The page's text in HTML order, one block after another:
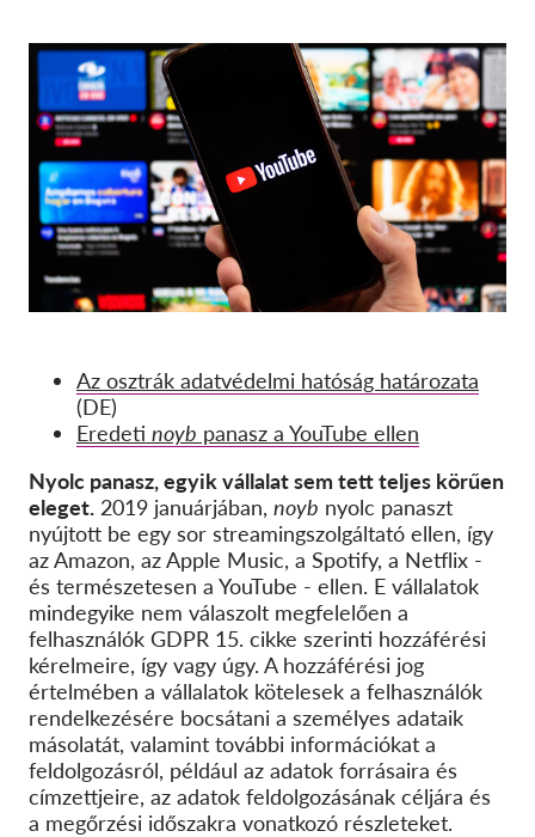
Kapcsolat
GDPRhub
Az osztrák adatvédelmi hatóság határozata
(DE)
Eredeti noyb panasz a YouTube ellen
Nyolc panasz, egyik vállalat sem tett teljes körűen
eleget. 2019 januárjában, noyb nyolc panaszt
nyújtott be egy sor streamingszolgáltató ellen, így
az Amazon, az Apple Music, a Spotify, a Netflix -
és természetesen a YouTube - ellen. E vállalatok
mindegyike nem válaszolt megfelelően a
felhasználók GDPR 15. cikke szerinti hozzáférési
kérelmeire, így vagy úgy. A hozzáférési jog
értelmében a vállalatok kötelesek a felhasználók
rendelkezésére bocsátani a személyes adataik
másolatát, valamint további információkat a
feldolgozásról, például az adatok forrásaira és
címzettjeire, az adatok feldolgozásának céljára és
a megőrzési időszakra vonatkozó részleteket.